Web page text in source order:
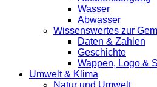
Wasser
Abwasser
Wissenswertes zur
Daten & Zahlen
Geschichte
Wappen, Logo &
Umwelt & Klima
Natur und Umwelt